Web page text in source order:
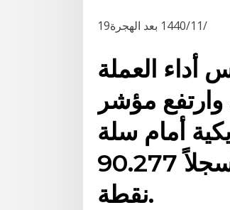
19‏‏/11‏‏/1440 بعد الهجرة
أداء العملة
من 6 عملات. وارتفع مؤشر
أمام سلة
من ست عملات – بنحو 0.3% مسجلاً 90.277
نقطة.